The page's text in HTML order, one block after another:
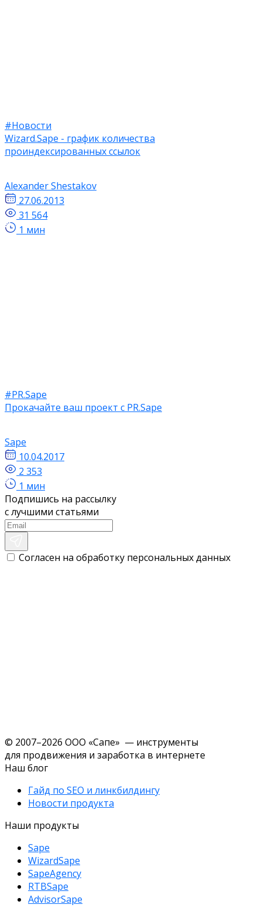
#Новости
Wizard.Sape - график количества
проиндексированных ссылок
Alexander Shestakov
27.06.2013
31 564
1 мин
#PR.Sape
Прокачайте ваш проект с PR.Sape
Sape
10.04.2017
2 353
1 мин
Подпишись на рассылку
с лучшими статьями
Согласен на обработку персональных данных
© 2007–2026 ООО «Сапе» — инструменты
для продвижения и заработка в интернете
Наш блог
Гайд по SEO и линкбилдингу
Новости продукта
Наши продукты
Sape
WizardSape
SapeAgency
RTBSape
AdvisorSape